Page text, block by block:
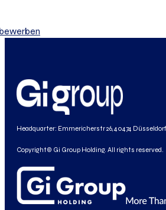
Headquarter: Emmericherstr 26, 40474 Düsseldorf
Copyright© Gi Group Holding. All rights reserved.